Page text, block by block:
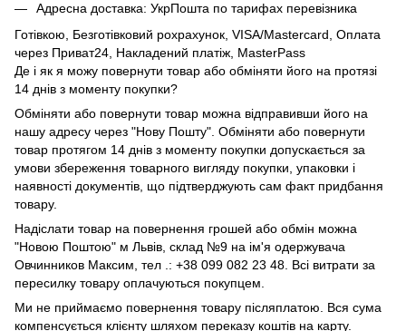
Адресна доставка: УкрПошта по тарифах перевізника
Готівкою, Безготівковий рохрахунок, VISA/Mastercard, Оплата
через Приват24, Накладений платіж, MasterPass
Де і як я можу повернути товар або обміняти його на протязі
14 днів з моменту покупки?
Обміняти або повернути товар можна відправивши його на
нашу адресу через "Нову Пошту". Обміняти або повернути
товар протягом 14 днів з моменту покупки допускається за
умови збереження товарного вигляду покупки, упаковки і
наявності документів, що підтверджують сам факт придбання
товару.
Надіслати товар на повернення грошей або обмін можна
"Новою Поштою" м Львів, склад №9 на ім'я одержувача
Овчинников Максим, тел .: +38 099 082 23 48. Всі витрати за
пересилку товару оплачуються покупцем.
Ми не приймаємо повернення товару післяплатою. Вся сума
компенсується клієнту шляхом переказу коштів на карту.